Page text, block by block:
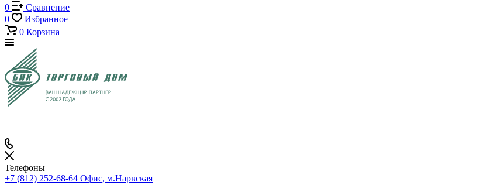
0
Сравнение
0
Избранное
0 Корзина
Телефоны
+7 (812) 252-68-64 Офис, м.Нарвская